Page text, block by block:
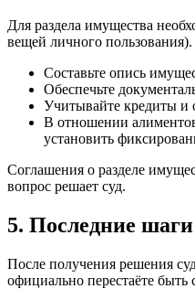
Для раздела имущества
вещей личного
Составьте опись
Обеспечьте
Учитывайте кредиты и
В отношении
установить
Соглашения о разделе
вопрос решает суд.
5. Последние
После получения решения
официально перестаёте